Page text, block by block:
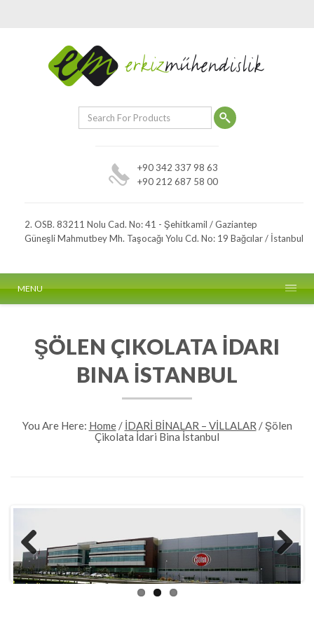
+90 342 337 98 63
+90 212 687 58 00
2. OSB. 83211 Nolu Cad. No: 41 - Şehitkamil / Gaziantep
Güneşli Mahmutbey Mh. Taşocağı Yolu Cd. No: 19 Bağcılar / İstanbul
MENU
ŞÖLEN ÇIKOLATA İDARI
BINA İSTANBUL
You Are Here: Home/ İDARİ BİNALAR – VİLLALAR /Şölen
Çikolata İdari Bina İstanbul
Previous Next